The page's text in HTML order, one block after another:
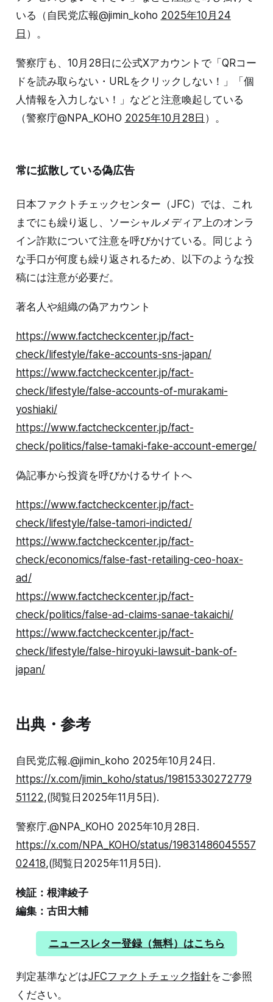
いる（自民党広報@jimin_koho 2025年10月24
日 ）。
警察庁も、10月28日に公式Xアカウントで「QRコー
ドを読み取らない・URLをクリックしない！」「個
人情報を入力しない！」などと注意喚起している
（警察庁@NPA_KOHO 2025年10月28日 ）。
常に拡散している偽広告
日本ファクトチェックセンター（JFC）では、これ
までにも繰り返し、ソーシャルメディア上のオンラ
イン詐欺について注意を呼びかけている。同じよう
な手口が何度も繰り返されるため、以下のような投
稿には注意が必要だ。
著名人や組織の偽アカウント
https://www.factcheckcenter.jp/fact-
check/lifestyle/fake-accounts-sns-japan/
https://www.factcheckcenter.jp/fact-
check/lifestyle/false-accounts-of-murakami-
yoshiaki/
https://www.factcheckcenter.jp/fact-
check/politics/false-tamaki-fake-account-emerge/
偽記事から投資を呼びかけるサイトへ
https://www.factcheckcenter.jp/fact-
check/lifestyle/false-tamori-indicted/
https://www.factcheckcenter.jp/fact-
check/economics/false-fast-retailing-ceo-hoax-
ad/
https://www.factcheckcenter.jp/fact-
check/politics/false-ad-claims-sanae-takaichi/
https://www.factcheckcenter.jp/fact-
check/lifestyle/false-hiroyuki-lawsuit-bank-of-
japan/
出典・参考
自民党広報.@jimin_koho 2025年10月24日.
https://x.com/jimin_koho/status/19815330272779
51122,(閲覧日2025年11月5日).
警察庁.@NPA_KOHO 2025年10月28日.
https://x.com/NPA_KOHO/status/19831486045557
02418,(閲覧日2025年11月5日).
検証：根津綾子
編集：古田大輔
ニュースレター登録（無料）はこちら
判定基準などはJFCファクトチェック指針をご参照
ください。